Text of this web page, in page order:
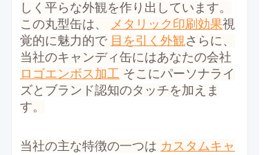
しく平らな外観を作り出しています。
この丸型缶は、 メタリック印刷効果視
覚的に魅力的で 目を引く外観さらに、
当社のキャンディ缶にはあなたの会社
ロゴエンボス加工 そこにパーソナライ
ズとブランド認知のタッチを加えま
す。
当社の主な特徴の一つは カスタムキャ